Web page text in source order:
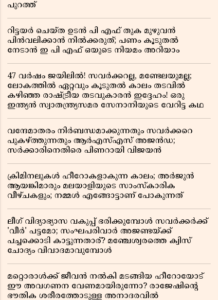
പുറത്ത്
റിട്ടയർ ചെയ്ത ഉടൻ പി എഫ് തുക മുഴുവൻ
പിൻവലിക്കാൻ നിൽക്കരുത്; പണം കൂടുതൽ
നേടാൻ ഇ പി എഫ് ഒയുടെ നിയമം അറിയാം
47 വർഷം ജയിലിൽ! സവർക്കറല്ല, മണ്ടേലയുമല്ല;
ലോകത്തിൽ ഏറ്റവും കൂടുതൽ കാലം തടവിൽ
കഴിഞ്ഞ രാഷ്ട്രീയ തടവുകാരൻ ഇദ്ദേഹം! ഒരു
ഇന്ത്യൻ സ്വാതന്ത്ര്യസമര സേനാനിയുടെ വേറിട്ട കഥ
വന്ദേമാതരം നിർബന്ധമാക്കുന്നതും സവർക്കറെ
പുകഴ്ത്തുന്നതും ആർഎസ്എസ് അജൻഡ;
സർക്കാരിനെതിരെ പിണറായി വിജയൻ
ക്രിമിനലുകൾ ഹീറോകളാകുന്ന കാലം; അർജുൻ
ആയങ്കിമാരും മലയാളിയുടെ സാംസ്കാരിക
വീഴ്ചകളും; നമ്മൾ എങ്ങോട്ടാണ് പോകുന്നത്
ലീഗ് വിദ്യാഭ്യാസ വകുപ്പ് ഭരിക്കുമ്പോൾ സവർക്കർക്ക്
'വീർ' പട്ടമോ; സംഘപരിവാർ അജണ്ടയ്ക്ക്
പച്ചക്കൊടി കാട്ടുന്നതാര്? മഞ്ചേശ്വരത്തെ ക്വിസ്
ചോദ്യം വിവാദമാവുമ്പോൾ
മറ്റൊരാൾക്ക് ജീവൻ നൽകി മടങ്ങിയ ഹീറോയോട്
ഈ അവഗണന വേണമായിരുന്നോ? രാജേഷിൻ്റെ
ഭൗതിക ശരീരത്തോടുള്ള അനാദരവിൽ